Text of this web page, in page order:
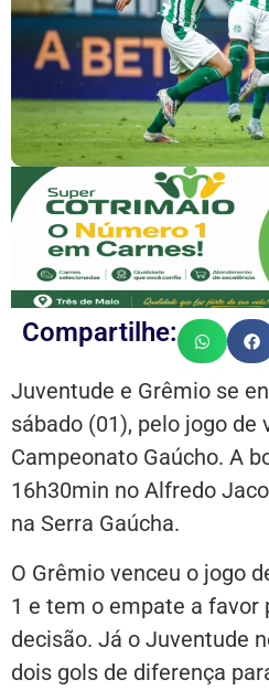
Compartilhe:
Juventude e Grêmio se
sábado (01), pelo jogo
Campeonato Gaúcho. A
16h30min no Alfredo
na Serra Gaúcha.
O Grêmio venceu o jogo
1 e tem o empate a favor
decisão. Já o Juventude
dois gols de diferença